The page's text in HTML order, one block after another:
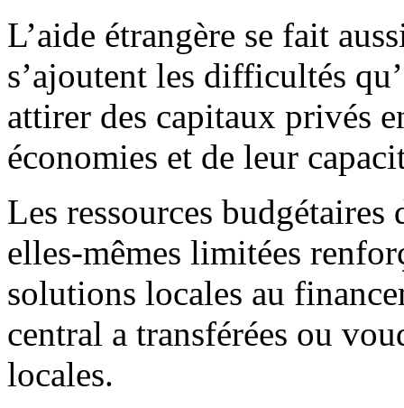
L’aide étrangère se fait
s’ajoutent les difficultés
attirer des capitaux privés
économies et de leur
Les ressources
elles-mêmes limitées
solutions locales au
central a transférées ou
locales.